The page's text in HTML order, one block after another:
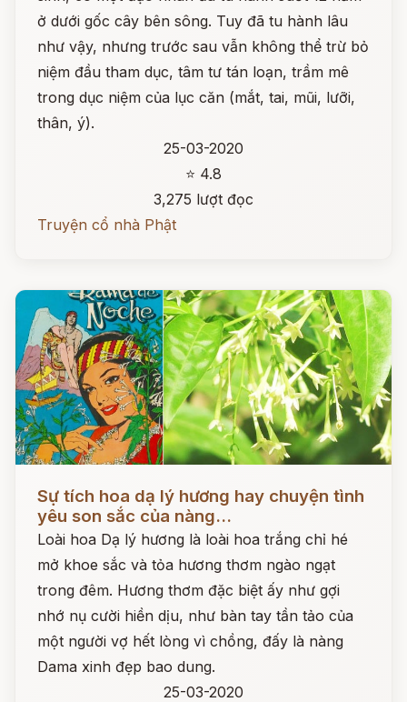
ở dưới gốc cây bên sông. Tuy đã tu hành lâu
như vậy, nhưng trước sau vẫn không thể trừ bỏ
niệm đầu tham dục, tâm tư tán loạn, trầm mê
trong dục niệm của lục căn (mắt, tai, mũi, lưỡi,
thân, ý).
25-03-2020
⭐ 4.8
3,275 lượt đọc
Truyện cổ nhà Phật
Sự tích hoa dạ lý hương hay chuyện tình
yêu son sắc của nàng...
Loài hoa Dạ lý hương là loài hoa trắng chỉ hé
mở khoe sắc và tỏa hương thơm ngào ngạt
trong đêm. Hương thơm đặc biệt ấy như gợi
nhớ nụ cười hiền dịu, như bàn tay tần tảo của
một người vợ hết lòng vì chồng, đấy là nàng
Dama xinh đẹp bao dung.
25-03-2020